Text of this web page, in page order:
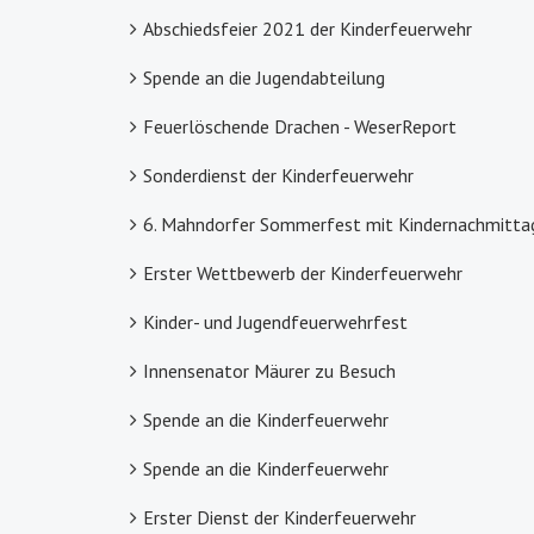
Abschiedsfeier 2021 der Kinderfeuerwehr
Spende an die Jugendabteilung
Feuerlöschende Drachen - WeserReport
Sonderdienst der Kinderfeuerwehr
6. Mahndorfer Sommerfest mit
Erster Wettbewerb der Kinderfeuerwehr
Kinder- und Jugendfeuerwehrfest
Innensenator Mäurer zu Besuch
Spende an die Kinderfeuerwehr
Spende an die Kinderfeuerwehr
Erster Dienst der Kinderfeuerwehr